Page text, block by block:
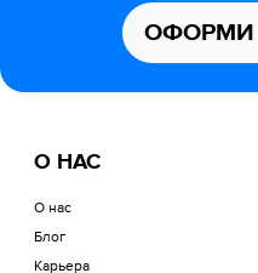
ОФОРМИ
О НАС
О нас
Блог
Карьера